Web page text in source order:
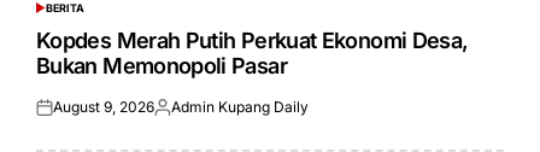
POSTED
IN
BERITA
Kopdes Merah Putih Perkuat Ekonomi Desa,
Bukan Memonopoli Pasar
Posted
August 9, 2026Posted
Admin Kupang Daily